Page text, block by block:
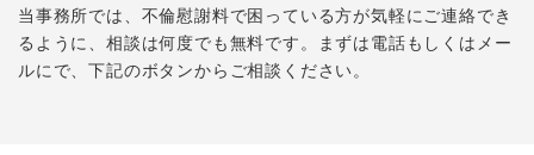
当事務所では、不倫慰謝料で困っている方が気軽にご連絡でき
るように、相談は何度でも無料です。まずは電話もしくはメー
ルにで、下記のボタンからご相談ください。